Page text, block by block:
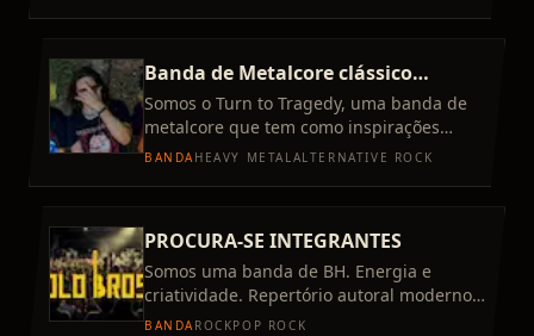
Banda de Metalcore clássico
procurando baterista
Somos o Turn to Tragedy, uma banda de
metalcore que tem como inspirações
bandas como Bullet for My Valentine,
BANDAHEAVY METALALTERNATIVE ROCK
PROCURA-SE INTEGRANTES
Somos uma banda de BH. Energia e
criatividade. Repertório autoral moderno
sem perder tradição e pegada. Trabalho
BANDAROCKPOP ROCK